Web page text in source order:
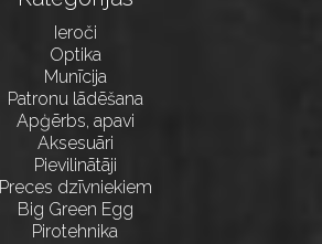
Ieroči
Optika
Munīcija
Patronu lādēšana
Apģērbs, apavi
Aksesuāri
Pievilinātāji
Preces dzīvniekiem
Big Green Egg
Pirotehnika